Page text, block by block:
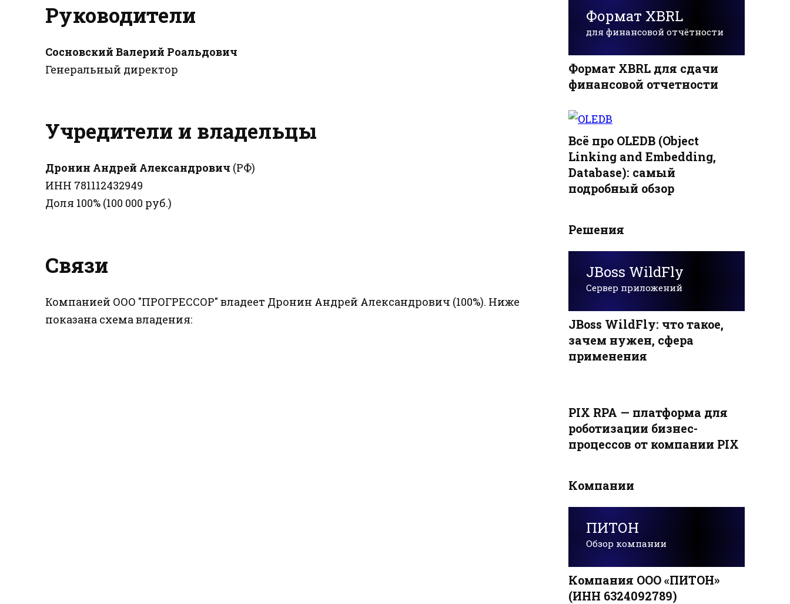
Руководители
Сосновский Валерий Роальдович
Генеральный директор
Учредители и владельцы
Дронин Андрей Александрович (РФ)
ИНН 781112432949
Доля 100% (100 000 руб.)
Связи
Компанией ООО "ПРОГРЕССОР" владеет Дронин Андрей Александрович (100%). Ниже
показана схема владения:
Формат XBRL
для финансовой отчётности
Формат XBRL для сдачи
финансовой отчетности
Всё про OLEDB (Object
Linking and Embedding,
Database): самый
подробный обзор
Решения
JBoss WildFly
Сервер приложений
JBoss WildFly: что такое,
зачем нужен, сфера
применения
PIX RPA — платформа для
роботизации бизнес-
процессов от компании PIX
Компании
ПИТОН
Обзор компании
Компания ООО «ПИТОН»
(ИНН 6324092789)